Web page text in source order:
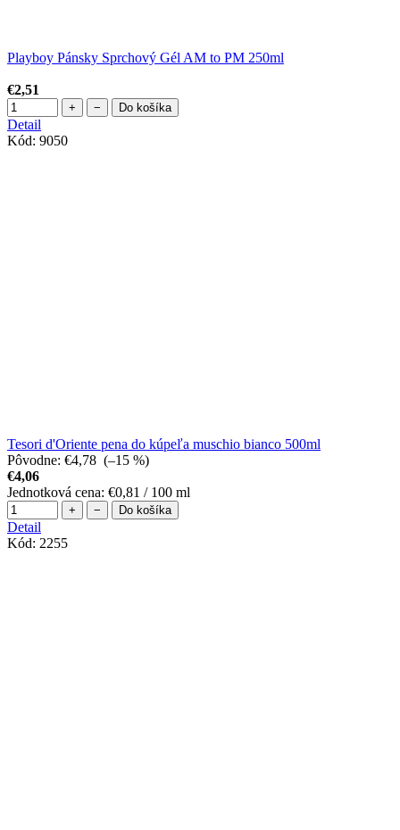
Playboy Pánsky Sprchový Gél AM to PM 250ml
€2,51
+ − Do košíka
Detail
Kód: 9050
Tesori d'Oriente pena do kúpeľa muschio bianco 500ml
Pôvodne: €4,78 (–15 %)
€4,06
Jednotková cena: €0,81 / 100 ml
+ − Do košíka
Detail
Kód: 2255